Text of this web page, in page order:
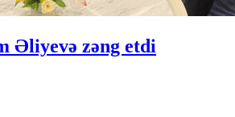
Əliyevə zəng etdi